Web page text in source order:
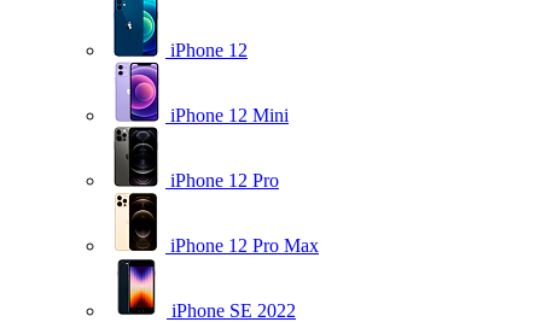
iPhone 12
iPhone 12 Mini
iPhone 12 Pro
iPhone 12 Pro Max
iPhone SE 2022